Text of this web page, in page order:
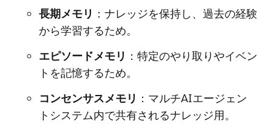
長期メモリ ：ナレッジを保持し、過去の経験
から学習するため。
エピソードメモリ ：特定のやり取りやイベン
トを記憶するため。
コンセンサスメモリ ：マルチAIエージェン
トシステム内で共有されるナレッジ用。